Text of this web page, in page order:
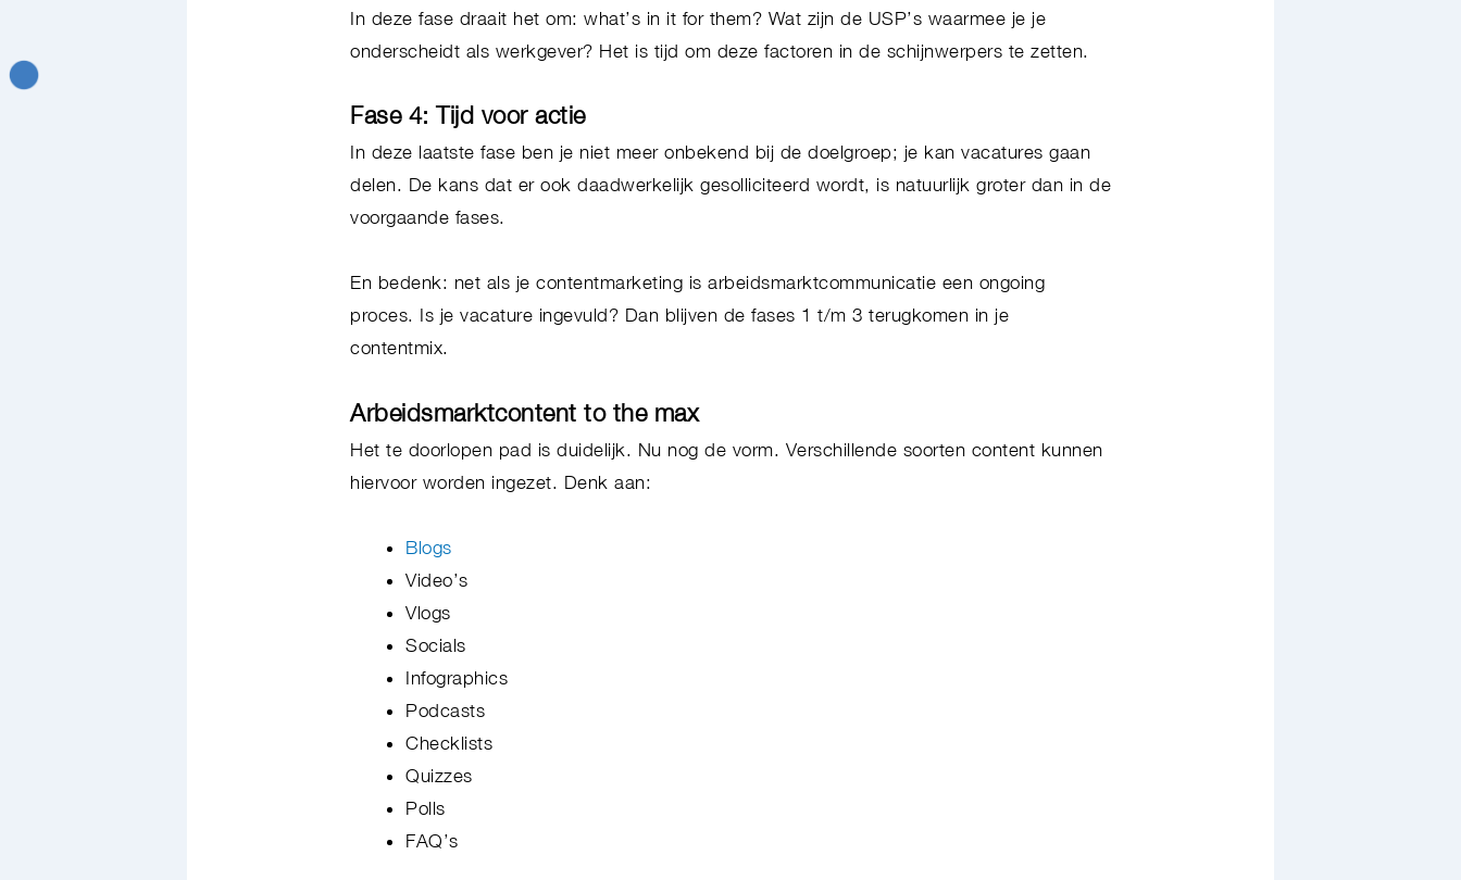
In deze fase draait het om: what’s in it for them? Wat zijn de USP’s waarmee je je
onderscheidt als werkgever? Het is tijd om deze factoren in de schijnwerpers te zetten.
Fase 4: Tijd voor actie
In deze laatste fase ben je niet meer onbekend bij de doelgroep; je kan vacatures gaan
delen. De kans dat er ook daadwerkelijk gesolliciteerd wordt, is natuurlijk groter dan in de
voorgaande fases.
En bedenk: net als je contentmarketing is arbeidsmarktcommunicatie een ongoing
proces. Is je vacature ingevuld? Dan blijven de fases 1 t/m 3 terugkomen in je
contentmix.
Arbeidsmarktcontent to the max
Het te doorlopen pad is duidelijk. Nu nog de vorm. Verschillende soorten content kunnen
hiervoor worden ingezet. Denk aan:
Blogs
Video’s
Vlogs
Socials
Infographics
Podcasts
Checklists
Quizzes
Polls
FAQ’s